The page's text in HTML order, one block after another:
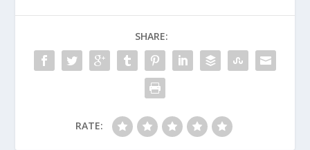
SHARE:
RATE: